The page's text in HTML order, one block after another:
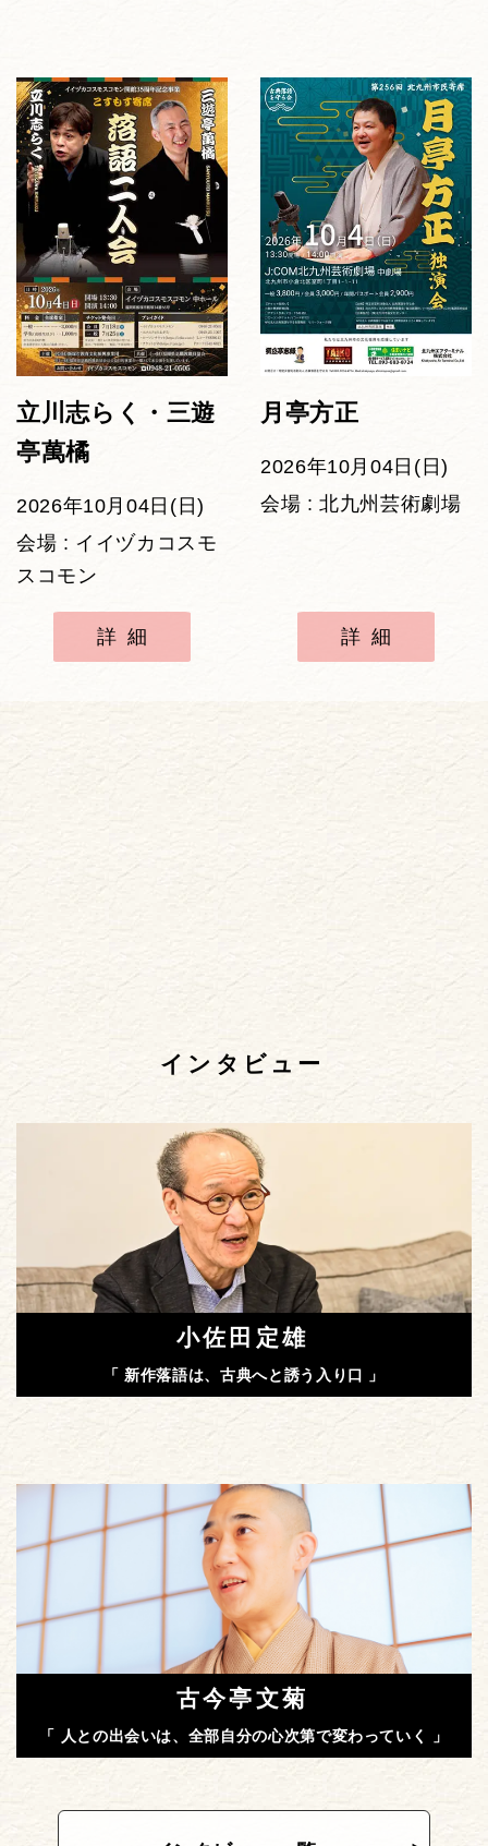
立川志らく・三遊
亭萬橘
2026年10月04日(日)
会場 : イイヅカコスモ
スコモン
詳細
月亭方正
2026年10月04日(日)
会場 : 北九州芸術劇場
詳細
インタビュー
小佐田定雄
「 新作落語は、古典へと誘う入り口 」
古今亭文菊
「 人との出会いは、全部自分の心次第で変わっていく 」